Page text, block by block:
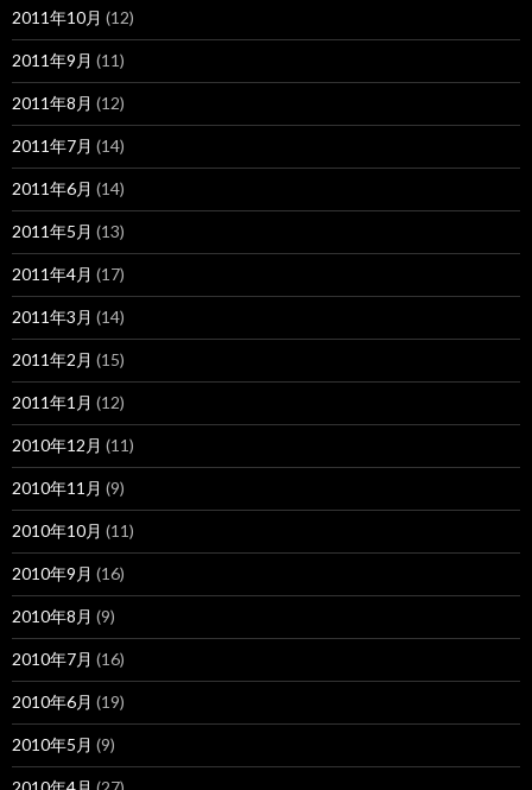
2011年10月 (12)
2011年9月 (11)
2011年8月 (12)
2011年7月 (14)
2011年6月 (14)
2011年5月 (13)
2011年4月 (17)
2011年3月 (14)
2011年2月 (15)
2011年1月 (12)
2010年12月 (11)
2010年11月 (9)
2010年10月 (11)
2010年9月 (16)
2010年8月 (9)
2010年7月 (16)
2010年6月 (19)
2010年5月 (9)